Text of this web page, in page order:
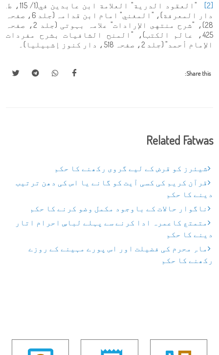
[2]
"العقود الدرية" العلامة ابن عابدين في(1/ 115، ط.
دار المعرفة)، "المغني" امام ابن قدامہ (جلد 6، صفحہ
28)، "شرح منتهى الإرادات" علامہ بہوتی (جلد 2، صفحہ
425، عالم الكتب)، "المنح الشافيات بشرح مفردات
الإمام أحمد" (جلد 2، صفحہ 518، دار كنوز إشبيليا)۔
Share this:
Related Fatwas
شیئرز کو قرض کے لیے گروی رکھنے کا حکم
قرآن کریم کی کسی آیت کو گانے یا اس کی دھن ترتیب
دینے کا حکم
ناگوار حالات کے باوجود مکمل وضو کرنے کا حکم
متمتع کاعمرہ ادا کرنے سے پہلے لباسِ احرام اتار
دینے کا حکم
ماہِ محرم کی فضیلت اور اس پورے مہینے کے روزے
رکھنے کا حکم